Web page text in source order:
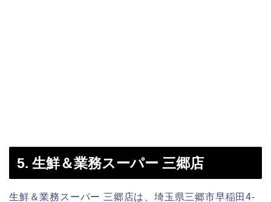
5. 生鮮＆業務スーパー 三郷店
生鮮＆業務スーパー 三郷店は、埼玉県三郷市早稲田4-